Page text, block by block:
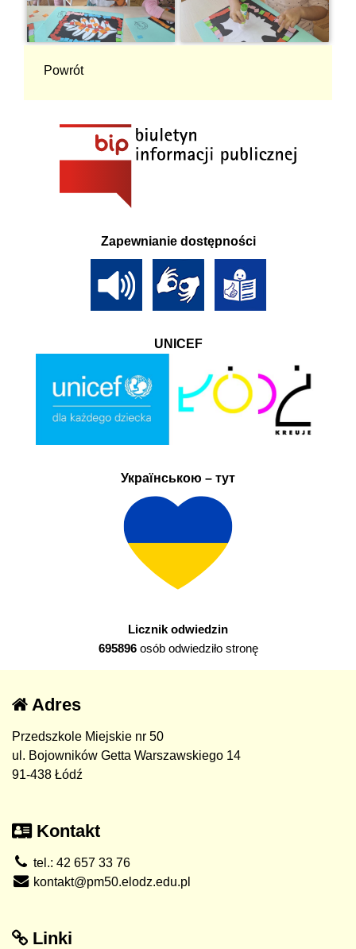
Powrót
Zapewnianie dostępności
UNICEF
Українською – тут
Licznik odwiedzin
695896osób odwiedziło stronę
Adres
Przedszkole Miejskie nr 50
ul. Bojowników Getta Warszawskiego 14
91-438 Łódź
Kontakt
tel.: 42 657 33 76
kontakt@pm50.elodz.edu.pl
Linki